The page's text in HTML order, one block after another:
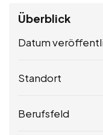
Überblick
Datum
Standort
Berufsfeld